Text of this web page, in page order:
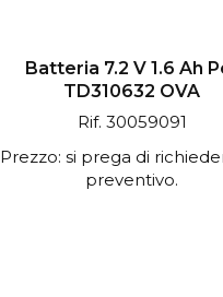
Batteria 7.2 V 1.6 Ah
TD310632 OVA
Rif. 30059091
Prezzo: si prega di
preventivo.